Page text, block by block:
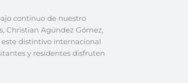
continuo de nuestro
Christian Agúndez Gómez,
distintivo internacional
y residentes disfruten